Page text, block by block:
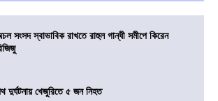
সংসদ স্বাভাবিক রাখতে রাহুল গান্ধী সমীপে কিরেন
দুর্ঘটনায় খেজুরিতে ৫ জন নিহত